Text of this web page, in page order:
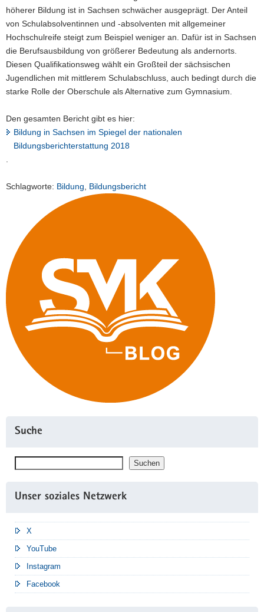
höherer Bildung ist in Sachsen schwächer ausgeprägt. Der Anteil
von Schulabsolventinnen und -absolventen mit allgemeiner
Hochschulreife steigt zum Beispiel weniger an. Dafür ist in Sachsen
die Berufsausbildung von größerer Bedeutung als andernorts.
Diesen Qualifikationsweg wählt ein Großteil der sächsischen
Jugendlichen mit mittlerem Schulabschluss, auch bedingt durch die
starke Rolle der Oberschule als Alternative zum Gymnasium.
Den gesamten Bericht gibt es hier:
Bildung in Sachsen im Spiegel der nationalen
Bildungsberichterstattung 2018
Schlagworte: Bildung Bildungsbericht
Suche
Suchen
Unser soziales Netzwerk
X
YouTube
Instagram
Facebook